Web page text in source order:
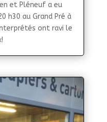
et Pléneuf a eu
h30 au Grand Pré à
ont ravi le